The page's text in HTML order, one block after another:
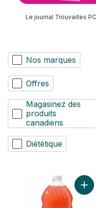
Le journal Trouvailles
Nos marques
Offres
Magasinez des
produits
canadiens
Diététique